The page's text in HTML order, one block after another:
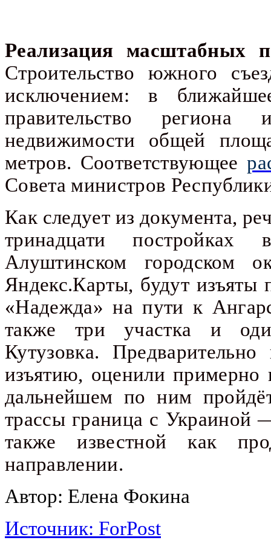
Реализация масштабных
Строительство южного
исключением: в
правительство
недвижимости общей
метров. Соответствующее
Совета министров
Как следует из документа,
тринадцати
Алуштинском городском
Яндекс.Карты, будут
«Надежда» на пути к
также три участка и
Кутузовка.
изъятию, оценили
дальнейшем по ним
трассы граница с
также известной как
направлении.
Автор: Елена Фокина
Источник: ForPost